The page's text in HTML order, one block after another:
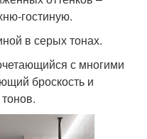
гостиную.
в серых тонах.
с многими
броскость и